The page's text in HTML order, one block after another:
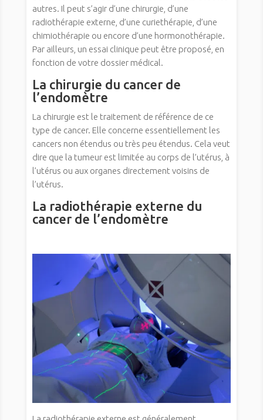
autres. Il peut s’agir d’une chirurgie, d’une
radiothérapie externe, d’une curiethérapie, d’une
chimiothérapie ou encore d’une hormonothérapie.
Par ailleurs, un essai clinique peut être proposé, en
fonction de votre dossier médical.
La chirurgie du cancer de
l’endomètre
La chirurgie est le traitement de référence de ce
type de cancer. Elle concerne essentiellement les
cancers non étendus ou très peu étendus. Cela veut
dire que la tumeur est limitée au corps de l’utérus, à
l’utérus ou aux organes directement voisins de
l’utérus.
La radiothérapie externe du
cancer de l’endomètre